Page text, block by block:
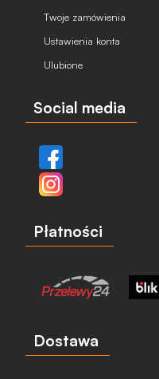
Twoje zamówienia
Ustawienia konta
Ulubione
Social media
Płatności
Dostawa